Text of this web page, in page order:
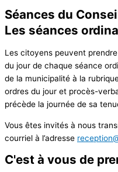
Séances du
Les séances
Les citoyens peuvent
du jour de chaque séance
de la municipalité à la
ordres du jour et procès-
précède la journée de sa
Vous êtes invités à nous
courriel à l’adresse
C'est à vous de